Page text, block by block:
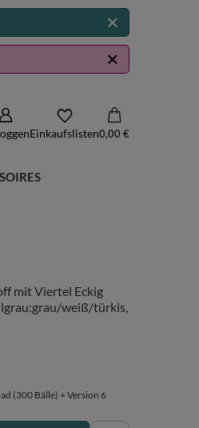
Einkaufslisten0,00 €
mit Viertel Eckig
weiß/türkis,
(300 Bälle) + Version 6